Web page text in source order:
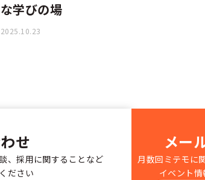
な学びの場
2025.10.23
せ
、採用に関することなど
ださい
メー
月数回ミテモに
イベント